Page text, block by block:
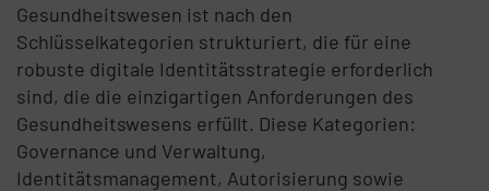
Gesundheitswesen ist nach den
Schlüsselkategorien strukturiert, die für eine
robuste digitale Identitätsstrategie erforderlich
sind, die die einzigartigen Anforderungen des
Gesundheitswesens erfüllt. Diese Kategorien:
Governance und Verwaltung,
Identitätsmanagement, Autorisierung sowie